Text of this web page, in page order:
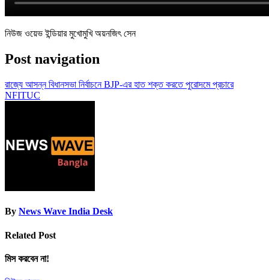
নিউজ ওয়েভ ইন্ডিয়ার মুখোমুখি অয়নজিৎ সেন
Post navigation
রাজ্যে আসন্ন বিধানসভা নির্বাচনে BJP-এর হাত শক্ত করতে পুরোদমে প্রচারে
NFITUC
By News Wave India Desk
Related Post
মিস করবেন না!